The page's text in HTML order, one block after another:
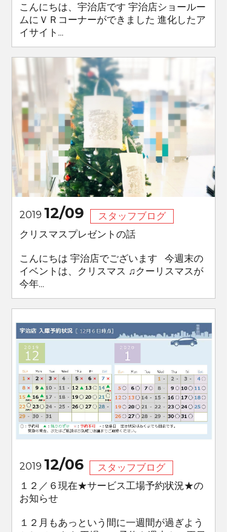
こんにちは、宇治店です 宇治店ショールー
ムにＶＲコーナーができました 進化したア
イサイト...
2019 12/09
スタッフブログ
クリスマスプレゼントの話
こんにちは 宇治店でございます 今週末の
イベントは、クリスマス ♫クーリスマスが
今年...
2019 12/06
スタッフブログ
１２／６現在★サービス工場予約状況★の
お知らせ
１２月もあっという間に一週間が過ぎよう